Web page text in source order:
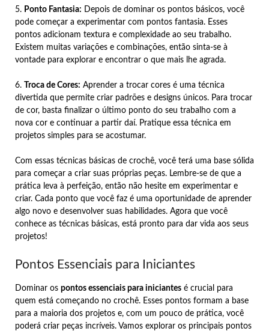
5. Ponto Fantasia: Depois de dominar os pontos básicos, você
pode começar a experimentar com pontos fantasia. Esses
pontos adicionam textura e complexidade ao seu trabalho.
Existem muitas variações e combinações, então sinta-se à
vontade para explorar e encontrar o que mais lhe agrada.
6. Troca de Cores: Aprender a trocar cores é uma técnica
divertida que permite criar padrões e designs únicos. Para trocar
de cor, basta finalizar o último ponto do seu trabalho com a
nova cor e continuar a partir daí. Pratique essa técnica em
projetos simples para se acostumar.
Com essas técnicas básicas de crochê, você terá uma base sólida
para começar a criar suas próprias peças. Lembre-se de que a
prática leva à perfeição, então não hesite em experimentar e
criar. Cada ponto que você faz é uma oportunidade de aprender
algo novo e desenvolver suas habilidades. Agora que você
conhece as técnicas básicas, está pronto para dar vida aos seus
projetos!
Pontos Essenciais para Iniciantes
Dominar os pontos essenciais para iniciantes é crucial para
quem está começando no crochê. Esses pontos formam a base
para a maioria dos projetos e, com um pouco de prática, você
poderá criar peças incríveis. Vamos explorar os principais pontos